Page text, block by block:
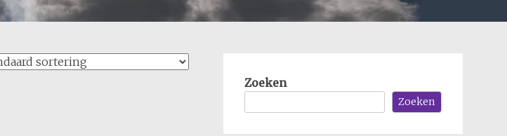
Zoeken
Zoeken